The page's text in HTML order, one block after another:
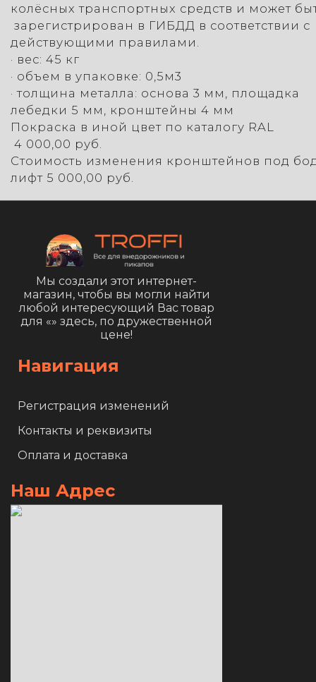
колёсных транспортных средств и может
зарегистрирован в ГИБДД в соответствии с
действующими правилами.
· вес: 45 кг
· объем в упаковке: 0,5м3
· толщина металла: основа 3 мм, площадка
лебедки 5 мм, кронштейны 4 мм
Покраска в иной цвет по каталогу
4 000,00 руб.
Стоимость изменения кронштейнов под
лифт 5 000,00 руб.
Мы создали этот интернет-
магазин, чтобы вы могли найти
любой интересующий Вас товар
для «» здесь, по дружественной
цене!
Навигация
Регистрация изменений
Контакты и реквизиты
Оплата и доставка
Наш Адрес